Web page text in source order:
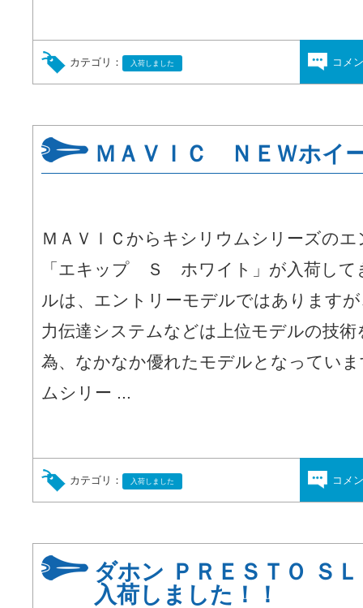
カテゴリ： 入荷しました コメ
ＭＡＶＩＣ ＮＥＷホイ
ＭＡＶＩＣからキシリウムシリーズの
「エキップ Ｓ ホワイト」が入荷して
ルは、エントリーモデルではあります
力伝達システムなどは上位モデルの技
為、なかなか優れたモデルとなってい
ムシリー ...
カテゴリ： 入荷しました コメ
ダホン ＰＲＥＳＴＯ Ｓ
入荷しました！！